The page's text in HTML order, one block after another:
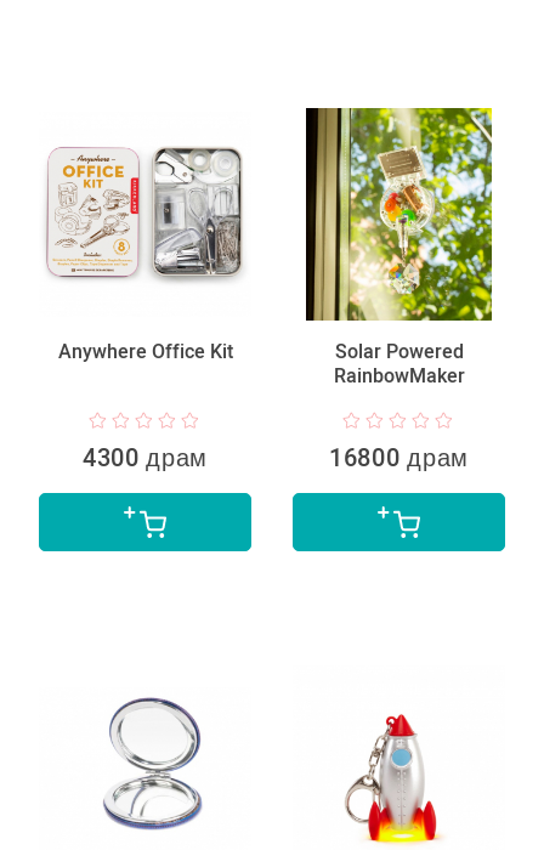
Anywhere Office Kit
4300 драм
Solar Powered
RainbowMaker
16800 драм